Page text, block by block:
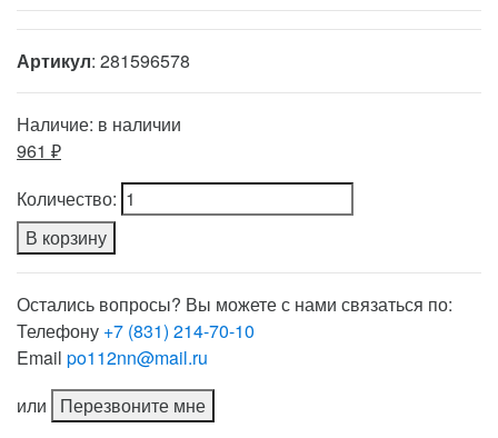
Артикул: 281596578
Наличие: в наличии
961 ₽
Количество:
В корзину
Остались вопросы? Вы можете с нами связаться по:
Телефону +7 (831) 214-70-10
Email po112nn@mail.ru
или
Перезвоните мне